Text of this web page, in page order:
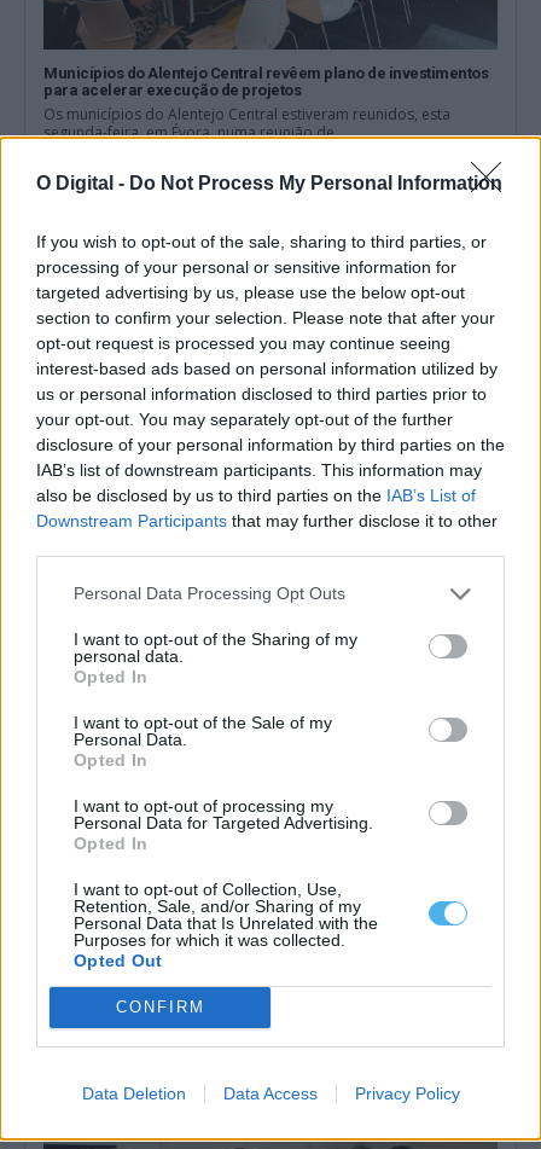
O Digital - Do Not Process My Personal Information
If you wish to opt-out of the sale, sharing to third parties, or
processing of your personal or sensitive information for
targeted advertising by us, please use the below opt-out
section to confirm your selection. Please note that after your
opt-out request is processed you may continue seeing
interest-based ads based on personal information utilized by
us or personal information disclosed to third parties prior to
your opt-out. You may separately opt-out of the further
disclosure of your personal information by third parties on the
IAB’s list of downstream participants. This information may
also be disclosed by us to third parties on the IAB’s List of
Downstream Participants that may further disclose it to other
Personal Data Processing Opt Outs
I want to opt-out of the Sharing of my
personal data.
Opted In
I want to opt-out of the Sale of my
Personal Data.
Opted In
I want to opt-out of processing my
Personal Data for Targeted Advertising.
Opted In
I want to opt-out of Collection, Use,
Retention, Sale, and/or Sharing of my
Personal Data that Is Unrelated with the
Purposes for which it was collected.
Opted Out
CONFIRM
Data Deletion Data Access Privacy Policy
Municípios do Alentejo Central revêem plano de investimentos
para acelerar execução de projetos
Os municípios do Alentejo Central estiveram reunidos, esta
segunda-feira, em Évora, numa reunião de...
Transportes públicos do Alentejo Central transportaram mais
de 844 mil passageiros em 2025
A rede de transportes públicos do Alentejo Central transportou
26 Junho, 2026 - 15:10
CIMAC reforça compromisso com a resiliência climática no
fórum europeu EURESFO
A Comunidade Intermunicipal do Alentejo Central (CIMAC)
participou, entre 17 e 19 de junho,...